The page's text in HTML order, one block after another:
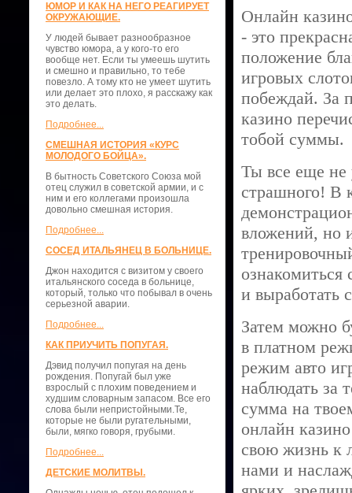
ЮМОР И КАК НА НЕГО РЕАГИРУЕТ
ОКРУЖАЮЩИЕ.
У людей бывает разнообразное
чувство юмора, а у кого-то его
вообще нет. Если ты умеешь шутить
и смешно и правильно, то тебе
повезло. А тому кто не умеет шутить
или делает это плохо, я расскажу как
это делать.
Подробнее...
СМЕШНАЯ ИСТОРИЯ «КУРС
МОЛОДОГО БОЙЦА».
В бытность Советского Союза мой
отец служил в советской армии, и с
ним и его коллегами произошла
довольно смешная история.
Подробнее...
СОСЕД ИТАЛЬЯНЕЦ В БОЛЬНИЦЕ.
Джон находится с визитом у своего
итальянского соседа в больнице,
который, только что побывал в очень
серьезной аварии.
Подробнее...
КАК ПРИУЧИТЬ ПОПУГАЯ.
Дэвид получил попугая на день
рождения. Попугай был уже
взрослый с плохим поведением и
худшим словарным запасом. Все его
слова были непристойными.Те,
которые не были ругательными,
были, мягко говоря, грубыми.
Подробнее...
ДЕТСКИЕ МОЛИТВЫ.
Онлайн
- это
положение
игровых
побеждай. За
казино
тобой суммы.
Ты все еще не
страшного! В
вложений, но
и выработать
Затем можно
в платном
режим авто
наблюдать за
сумма на
онлайн
свою жизнь к
нами и